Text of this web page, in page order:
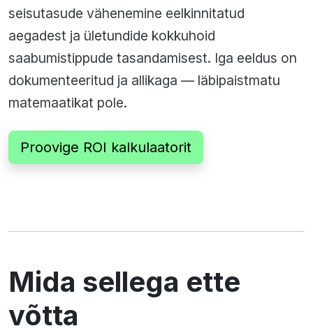
seisutasude vähenemine eelkinnitatud
aegadest ja ületundide kokkuhoid
saabumistippude tasandamisest. Iga eeldus on
dokumenteeritud ja allikaga — läbipaistmatu
matemaatikat pole.
Proovige ROI kalkulaatorit
Mida sellega ette
võtta